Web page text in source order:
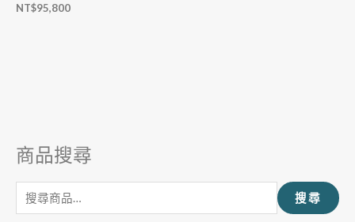
NT$95,800
商品搜尋
搜
關
搜尋